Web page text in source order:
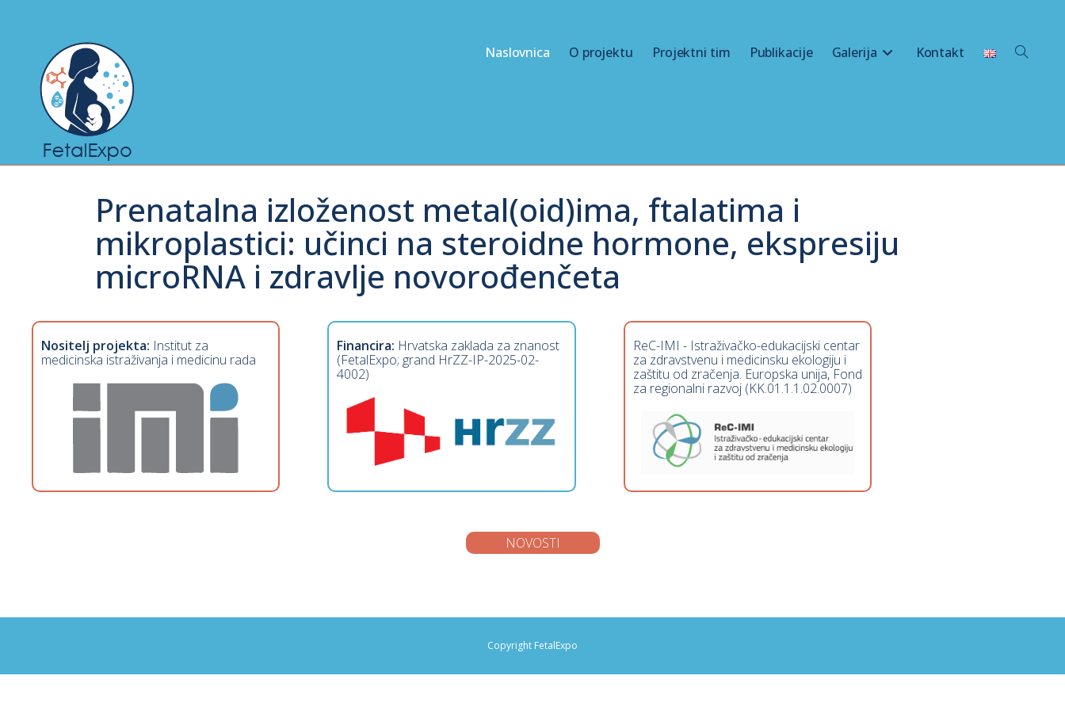
Naslovnica O projektu Projektni tim Publikacije Galerija Kontakt
Prenatalna izloženost metal(oid)ima, ftalatima i
mikroplastici: učinci na steroidne hormone, ekspresiju
microRNA i zdravlje novorođenčeta
Nositelj projekta: Institut za
medicinska istraživanja i medicinu rada
Financira: Hrvatska zaklada za znanost
(FetalExpo; grand HrZZ-IP-2025-02-
4002)
ReC-IMI - Istraživačko-edukacijski centar
za zdravstvenu i medicinsku ekologiju i
zaštitu od zračenja. Europska unija, Fond
za regionalni razvoj (KK.01.1.1.02.0007)
NOVOSTI
Copyright FetalExpo